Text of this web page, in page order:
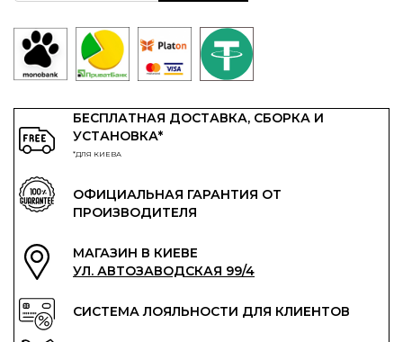
БЕСПЛАТНАЯ ДОСТАВКА, СБОРКА И
УСТАНОВКА*
*ДЛЯ КИЕВА
ОФИЦИАЛЬНАЯ ГАРАНТИЯ ОТ
ПРОИЗВОДИТЕЛЯ
МАГАЗИН В КИЕВЕ
УЛ. АВТОЗАВОДСКАЯ 99/4
СИСТЕМА ЛОЯЛЬНОСТИ ДЛЯ КЛИЕНТОВ